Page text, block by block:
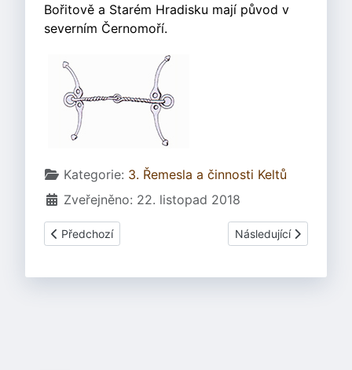
Bořitově a Starém Hradisku mají původ v
severním Černomoří.
Základní údaje
Kategorie: 3. Řemesla a činnosti Keltů
Zveřejněno: 22. listopad 2018
Předchozí článek: 3.05.6 Keramika - výrobky - dyzna
Předchozí Další článek: 3.10 Cín
Následující